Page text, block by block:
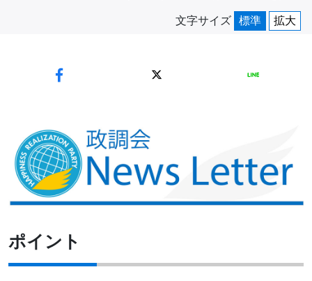
文字サイズ 標準 拡大
ポイント